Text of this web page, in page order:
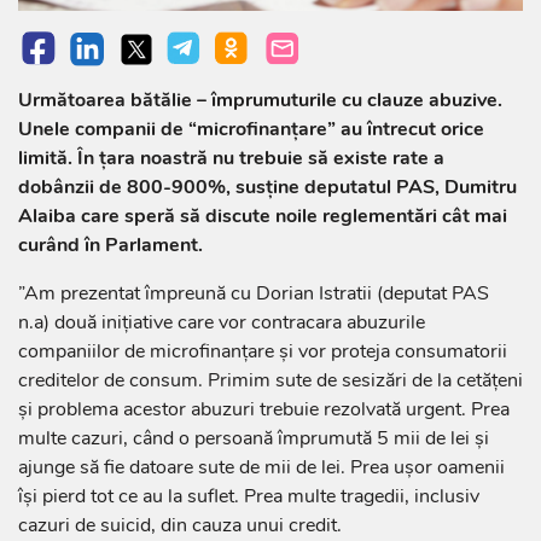
Următoarea bătălie – împrumuturile cu clauze abuzive.
Unele companii de “microfinanțare” au întrecut orice
limită. În țara noastră nu trebuie să existe rate a
dobânzii de 800-900%, susține deputatul PAS, Dumitru
Alaiba care speră să discute noile reglementări cât mai
curând în Parlament.
”Am prezentat împreună cu Dorian Istratii (deputat PAS
n.a) două inițiative care vor contracara abuzurile
companiilor de microfinanțare și vor proteja consumatorii
creditelor de consum. Primim sute de sesizări de la cetățeni
și problema acestor abuzuri trebuie rezolvată urgent. Prea
multe cazuri, când o persoană împrumută 5 mii de lei și
ajunge să fie datoare sute de mii de lei. Prea ușor oamenii
își pierd tot ce au la suflet. Prea multe tragedii, inclusiv
cazuri de suicid, din cauza unui credit.